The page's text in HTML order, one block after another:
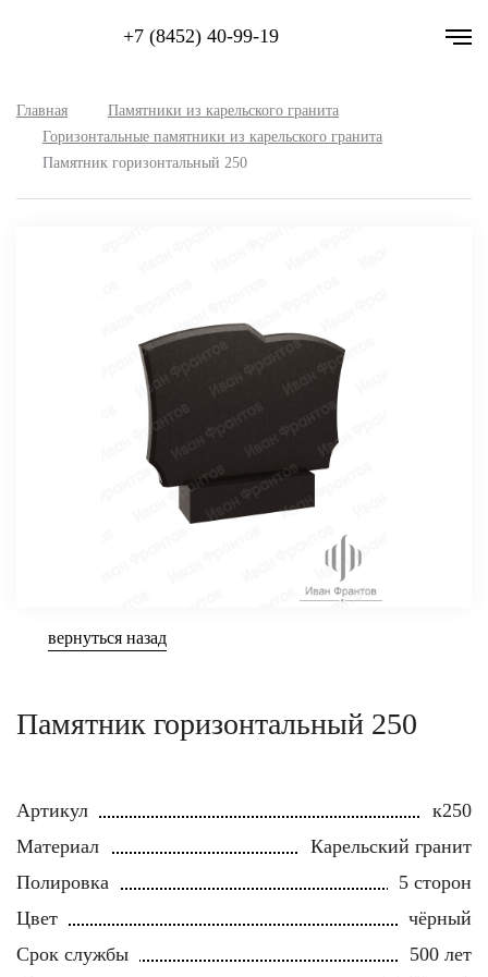
+7 (8452) 40-99-19
Главная
Памятники из карельского гранита
Горизонтальные памятники из карельского гранита
Памятник горизонтальный 250
вернуться назад
Памятник горизонтальный 250
Артикул
к250
Материал
Карельский гранит
Полировка
5 сторон
Цвет
чёрный
Срок службы
500 лет